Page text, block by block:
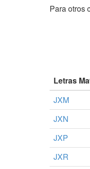
Para otros
Letras
JXM
JXN
JXP
JXR